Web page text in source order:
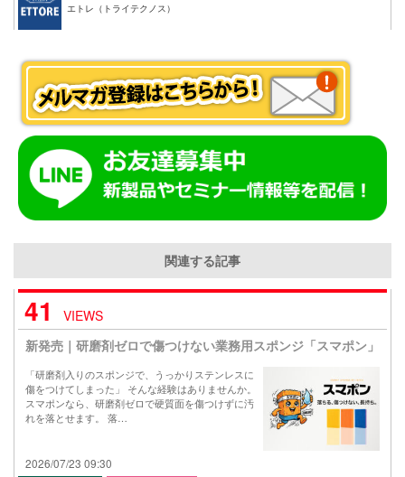
エトレ（トライテクノス）
関連する記事
41
VIEWS
新発売｜研磨剤ゼロで傷つけない業務用スポンジ「スマポン」
「研磨剤入りのスポンジで、うっかりステンレスに
傷をつけてしまった」 そんな経験はありませんか。
スマポンなら、研磨剤ゼロで硬質面を傷つけずに汚
れを落とせます。 落…
2026/07/23 09:30